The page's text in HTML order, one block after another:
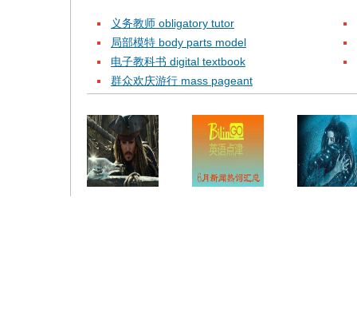
义务教师 obligatory tutor
局部模特 body parts model
电子教科书 digital textbook
群众欢庆游行 mass pageant